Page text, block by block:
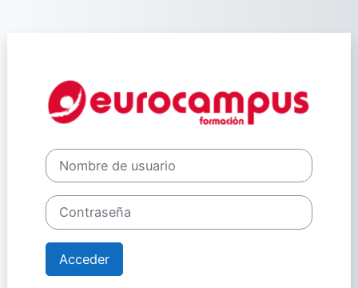
Entrar a
Nombre de usuario
Contraseña
Acceder